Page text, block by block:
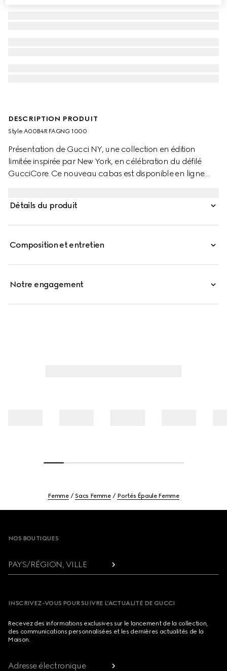
DESCRIPTION PRODUIT
Style ‎A00B4R FAGNG 1000
Présentation de Gucci NY, une collection en édition
limitée inspirée par New York, en célébration du défilé
GucciCore. Ce nouveau cabas est disponible en ligne
boutons pression, et révèle deux poches latérales à
Détails du produit
Composition et entretien
Notre engagement
Femme Sacs Femme Portés Épaule Femme
NOS BOUTIQUES
PAYS/RÉGION, VILLE
INSCRIVEZ-VOUS POUR SUIVRE L’ACTUALITÉ DE GUCCI
Recevez des informations exclusives sur le lancement de la collection,
des communications personnalisées et les dernières actualités de la
Maison.
Adresse électronique